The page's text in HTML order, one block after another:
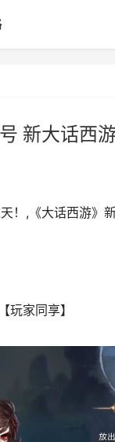
新大话西
！,《大话西游》
家同享】